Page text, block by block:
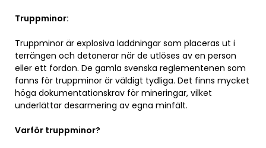
Truppminor:
Truppminor är explosiva laddningar som placeras ut i
terrängen och detonerar när de utlöses av en person
eller ett fordon. De gamla svenska reglementenen som
fanns för truppminor är väldigt tydliga. Det finns mycket
höga dokumentationskrav för mineringar, vilket
underlättar desarmering av egna minfält.
Varför truppminor?